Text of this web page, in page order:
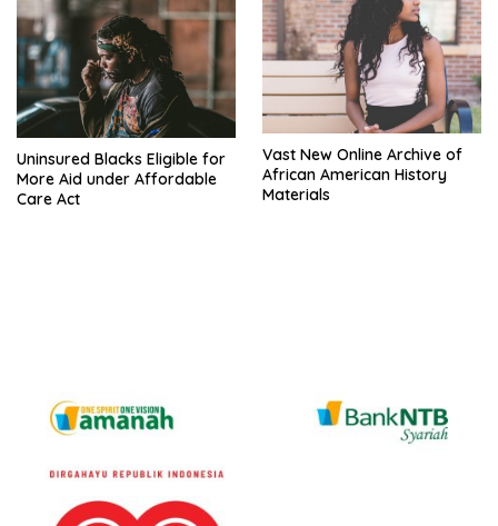
Uninsured Blacks Eligible for
More Aid under Affordable
Care Act
Vast New Online Archive of
African American History
Materials